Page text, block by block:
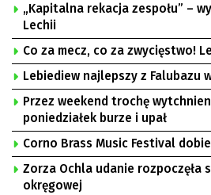
„Kapitalna rekacja zespołu” –
Lechii
Co za mecz, co za zwycięstwo!
Lebiediew najlepszy z Falubazu
Przez weekend trochę
poniedziałek burze i upał
Corno Brass Music Festival
Zorza Ochla udanie rozpoczęła
okręgowej